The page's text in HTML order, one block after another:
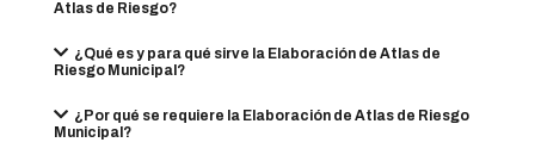
Atlas de Riesgo?
¿Qué es y para qué sirve la Elaboración de Atlas de
Riesgo Municipal?
¿Por qué se requiere la Elaboración de Atlas de Riesgo
Municipal?